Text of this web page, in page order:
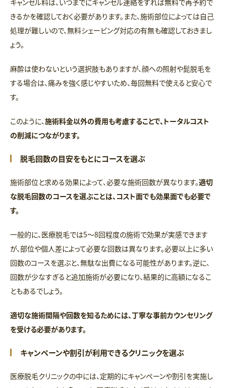
きるかを確認しておく必要があります。また、施術部位によっては自己
処理が難しいので、無料シェービング対応の有無も確認しておきまし
ょう。
麻酔は使わないという選択肢もありますが、顔への照射や髭脱毛を
する場合は、痛みを強く感じやすいため、毎回無料で使えると安心で
す。
このように、施術料金以外の費用も考慮することで、トータルコスト
の削減につながります。
脱毛回数の目安をもとにコースを選ぶ
施術部位と求める効果によって、必要な施術回数が異なります。適切
な脱毛回数のコースを選ぶことは、コスト面でも効果面でも必要で
す。
一般的に、医療脱毛では5〜8回程度の施術で効果が実感できます
が、部位や個人差によって必要な回数は異なります。必要以上に多い
回数のコースを選ぶと、無駄な出費になる可能性があります。逆に、
回数が少なすぎると追加施術が必要になり、結果的に高額になるこ
ともあるでしょう。
適切な施術間隔や回数を知るためには、丁寧な事前カウンセリング
を受ける必要があります。
キャンペーンや割引が利用できるクリニックを選ぶ
医療脱毛クリニックの中には、定期的にキャンペーンや割引を実施し